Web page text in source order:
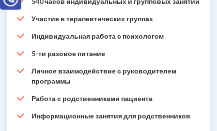
Участие в терапевтических группах
Индивидуальная работа с психологом
5-ти разовое питание
Личное взаимодействие с руководителем
программы
Работа с родственниками пациента
Информационные занятия для родственников